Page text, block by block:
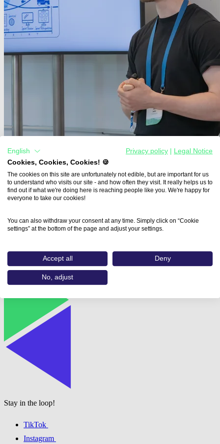
06.07.2026
Feedforward statt Feedback: Holistic Assessment
erreicht, aber vieles auch gleich wieder vergessen. Das Holistic
Assessment verfolgt einen anderen Ansatz.
Zum Artikel
Stay in the loop!
TikTok
Instagram
English Privacy policy
Legal Notice
Cookies, Cookies, Cookies! 🍪
The cookies on this site are unfortunately not edible, but are important for us
to understand who visits our site - and how often they visit. It really helps us to
find out if what we're doing here is reaching people like you. We're happy for
everyone to take our cookies!
You can also withdraw your consent at any time. Simply click on “Cookie
settings” at the bottom of the page and adjust your settings.
Accept all Deny
No, adjust